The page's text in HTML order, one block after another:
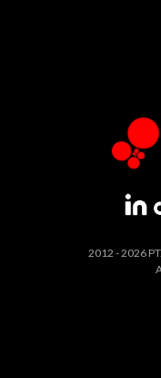
2012 - 2026